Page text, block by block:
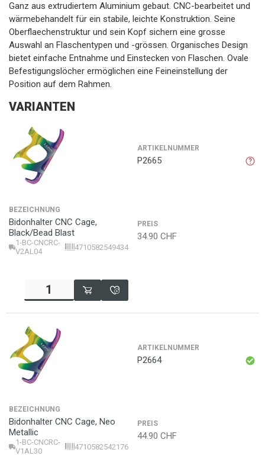
Ganz aus extrudiertem Aluminium gebaut. CNC-bearbeitet und
wärmebehandelt für ein stabile, leichte Konstruktion. Seine
Oberflaechenstruktur und sein Kopf sichern eine grosse
Auswahl an Flaschentypen und -grössen. Organisches Design
bietet einfache Entnahme und Einstecken von Flaschen. Ovale
Befestigungslöcher ermöglichen eine Feineinstellung der
Position auf dem Rahmen.
VARIANTEN
ARTIKELNUMMER
P2665
BEZEICHNUNG
Bidonhalter CNC Cage,
Black/Bead Blast
1-BC-CNCRC-
V2AL04
4710582549434
PREIS
34.90 CHF
ARTIKELNUMMER
P2664
BEZEICHNUNG
Bidonhalter CNC Cage, Neo
Metallic
1-BC-CNCRC-
V1AL30
4710582542176
PREIS
44.90 CHF